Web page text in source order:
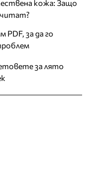
кожа: Защо
PDF, за да го
за лято